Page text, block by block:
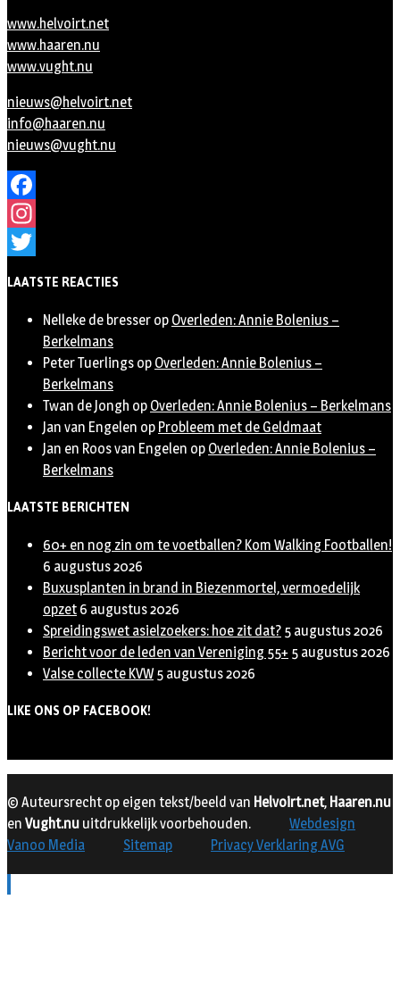
www.helvoirt.net
www.haaren.nu
www.vught.nu
nieuws@helvoirt.net
info@haaren.nu
nieuws@vught.nu
Facebook
Instagram
LAATSTE REACTIES
Nelleke de bresser op Overleden: Annie Bolenius –
Berkelmans
Peter Tuerlings op Overleden: Annie Bolenius –
Berkelmans
Twan de Jongh op Overleden: Annie Bolenius – Berkelmans
Jan van Engelen op Probleem met de Geldmaat
Jan en Roos van Engelen op Overleden: Annie Bolenius –
Berkelmans
LAATSTE BERICHTEN
60+ en nog zin om te voetballen? Kom Walking Footballen!
6 augustus 2026
Buxusplanten in brand in Biezenmortel, vermoedelijk
opzet 6 augustus 2026
Spreidingswet asielzoekers: hoe zit dat? 5 augustus 2026
Bericht voor de leden van Vereniging 55+ 5 augustus 2026
Valse collecte KVW 5 augustus 2026
LIKE ONS OP FACEBOOK!
© Auteursrecht op eigen tekst/beeld van Helvoirt.net, Haaren.nu
en Vught.nu uitdrukkelijk voorbehouden.
Webdesign
Vanoo Media
Sitemap Privacy Verklaring AVG